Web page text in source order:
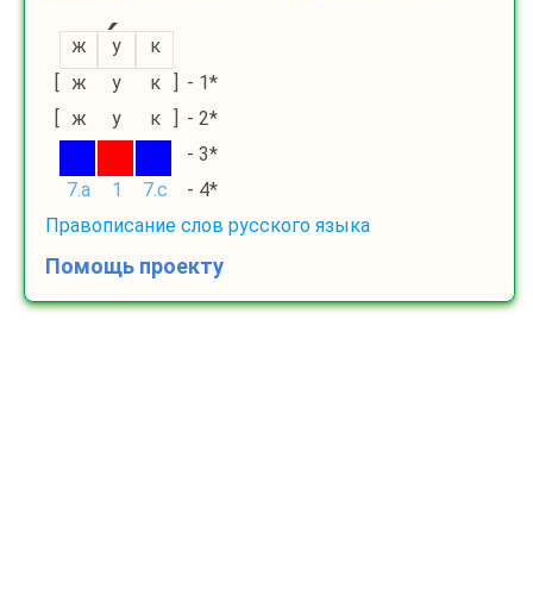
ж у
к
[ ж у к ] - 1*
[ ж у к ] - 2*
- 3*
7.a
1 7.c
- 4*
Правописание слов русского языка
Помощь проекту